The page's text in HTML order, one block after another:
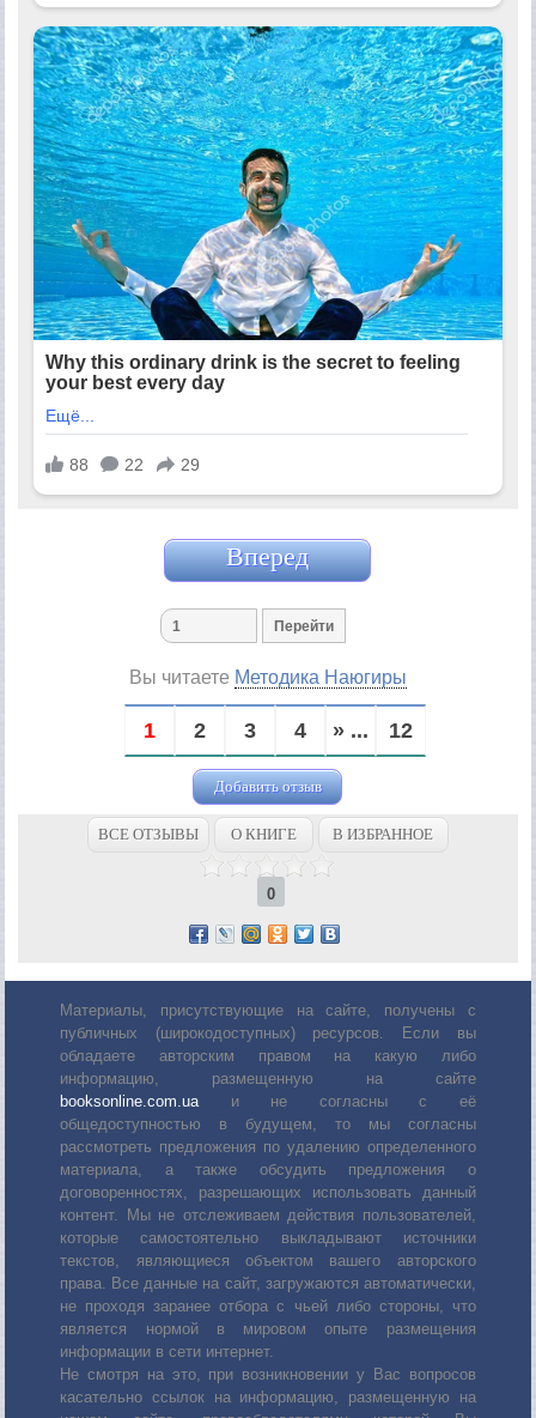
Вперед
Вы читаете Методика Наюгиры
1 2 3 4 » ... 12
Добавить отзыв
ВСЕ ОТЗЫВЫ О КНИГЕ В ИЗБРАННОЕ
0
Материалы, присутствующие на сайте, получены с
публичных (широкодоступных) ресурсов. Если вы
обладаете авторским правом на какую либо
информацию, размещенную на сайте
booksonline.com.uaи не согласны с её
общедоступностью в будущем, то мы согласны
рассмотреть предложения по удалению определенного
материала, а также обсудить предложения о
договоренностях, разрешающих использовать данный
контент. Мы не отслеживаем действия пользователей,
которые самостоятельно выкладывают источники
текстов, являющиеся объектом вашего авторского
права. Все данные на сайт, загружаются автоматически,
не проходя заранее отбора с чьей либо стороны, что
является нормой в мировом опыте размещения
информации в сети интернет.
Не смотря на это, при возникновении у Вас вопросов
касательно ссылок на информацию, размещенную на